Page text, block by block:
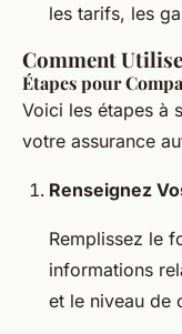
les tarifs, les
Comment
Étapes pour
Voici les étapes à
votre assurance
Renseignez
Remplissez le
informations
et le niveau de